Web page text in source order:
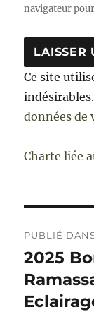
navigateur
Ce site
données de
Charte liée
de
l’article
PUBLIÉ
2025